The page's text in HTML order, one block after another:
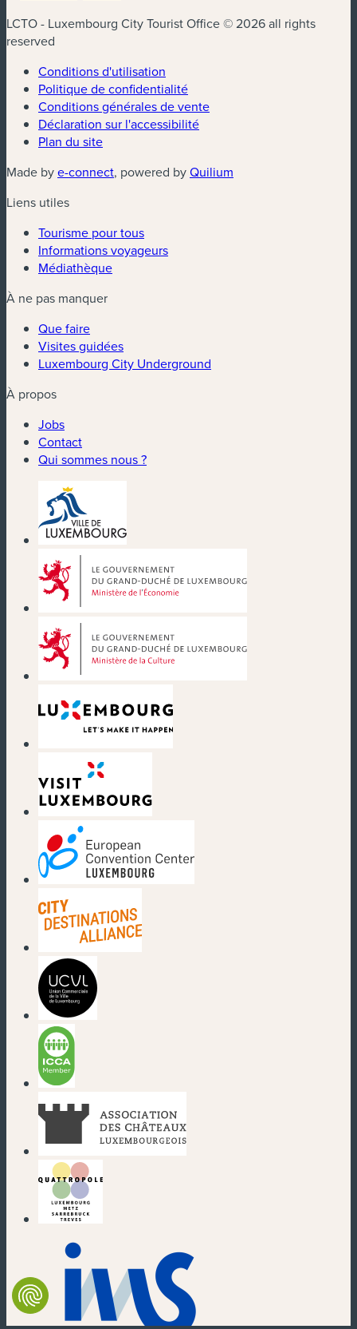
LCTO - Luxembourg City Tourist Office © 2026 all rights
reserved
Conditions d'utilisation
Politique de confidentialité
Conditions générales de vente
Déclaration sur l'accessibilité
Plan du site
Made bye-connect(nouvelle fenêtre)
, powered byQuilium
Liens utiles
Tourisme pour tous
Informations voyageurs
Médiathèque
À ne pas manquer
Que faire
Visites guidées
Luxembourg City Underground
À propos
Jobs
Contact
Qui sommes nous ?